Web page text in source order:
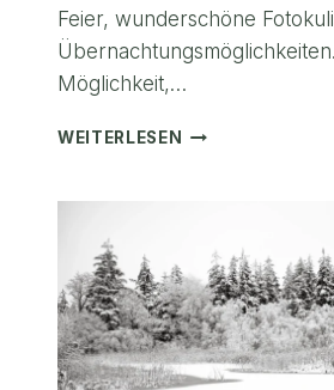
Feier, wunderschöne
Möglichkeit,…
WEITERLESEN
HOCHZEIT
NORDFRIESISCHE
ROMANTIK
UNTER
REET